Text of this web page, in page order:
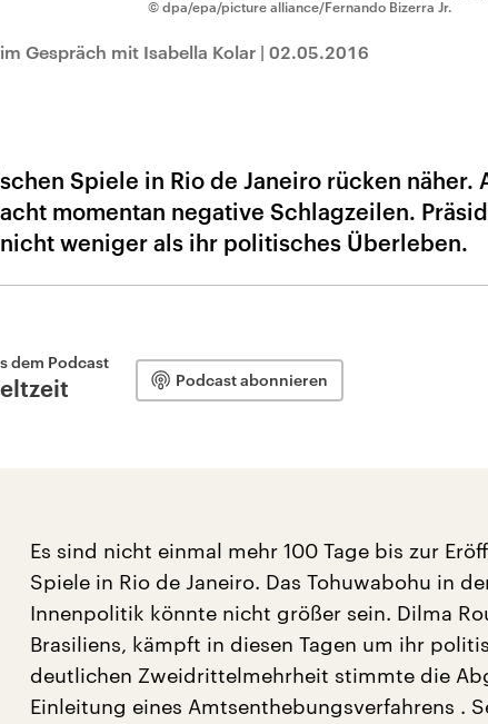
© dpa/epa/picture alliance/Fernando Bizerra Jr.
Gespräch mit Isabella Kolar | 02.05.2016
Spiele in Rio de Janeiro rücken näher.
momentan negative Schlagzeilen.
weniger als ihr politisches Überleben.
dem Podcast
Podcast abonnieren
Es sind nicht einmal mehr 100 Tage bis zur
Spiele in Rio de Janeiro. Das Tohuwabohu in
Innenpolitik könnte nicht größer sein. Dilma
Brasiliens, kämpft in diesen Tagen um ihr
deutlichen Zweidrittelmehrheit stimmte die
Einleitung eines Amtsenthebungsverfahrens .